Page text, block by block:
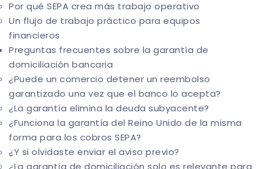
Por qué SEPA crea más trabajo operativo
Un flujo de trabajo práctico para equipos
financieros
Preguntas frecuentes sobre la garantía de
domiciliación bancaria
¿Puede un comercio detener un reembolso
garantizado una vez que el banco lo acepta?
¿La garantía elimina la deuda subyacente?
¿Funciona la garantía del Reino Unido de la misma
forma para los cobros SEPA?
¿Y si olvidaste enviar el aviso previo?
¿La garantía de domiciliación solo es relevante para